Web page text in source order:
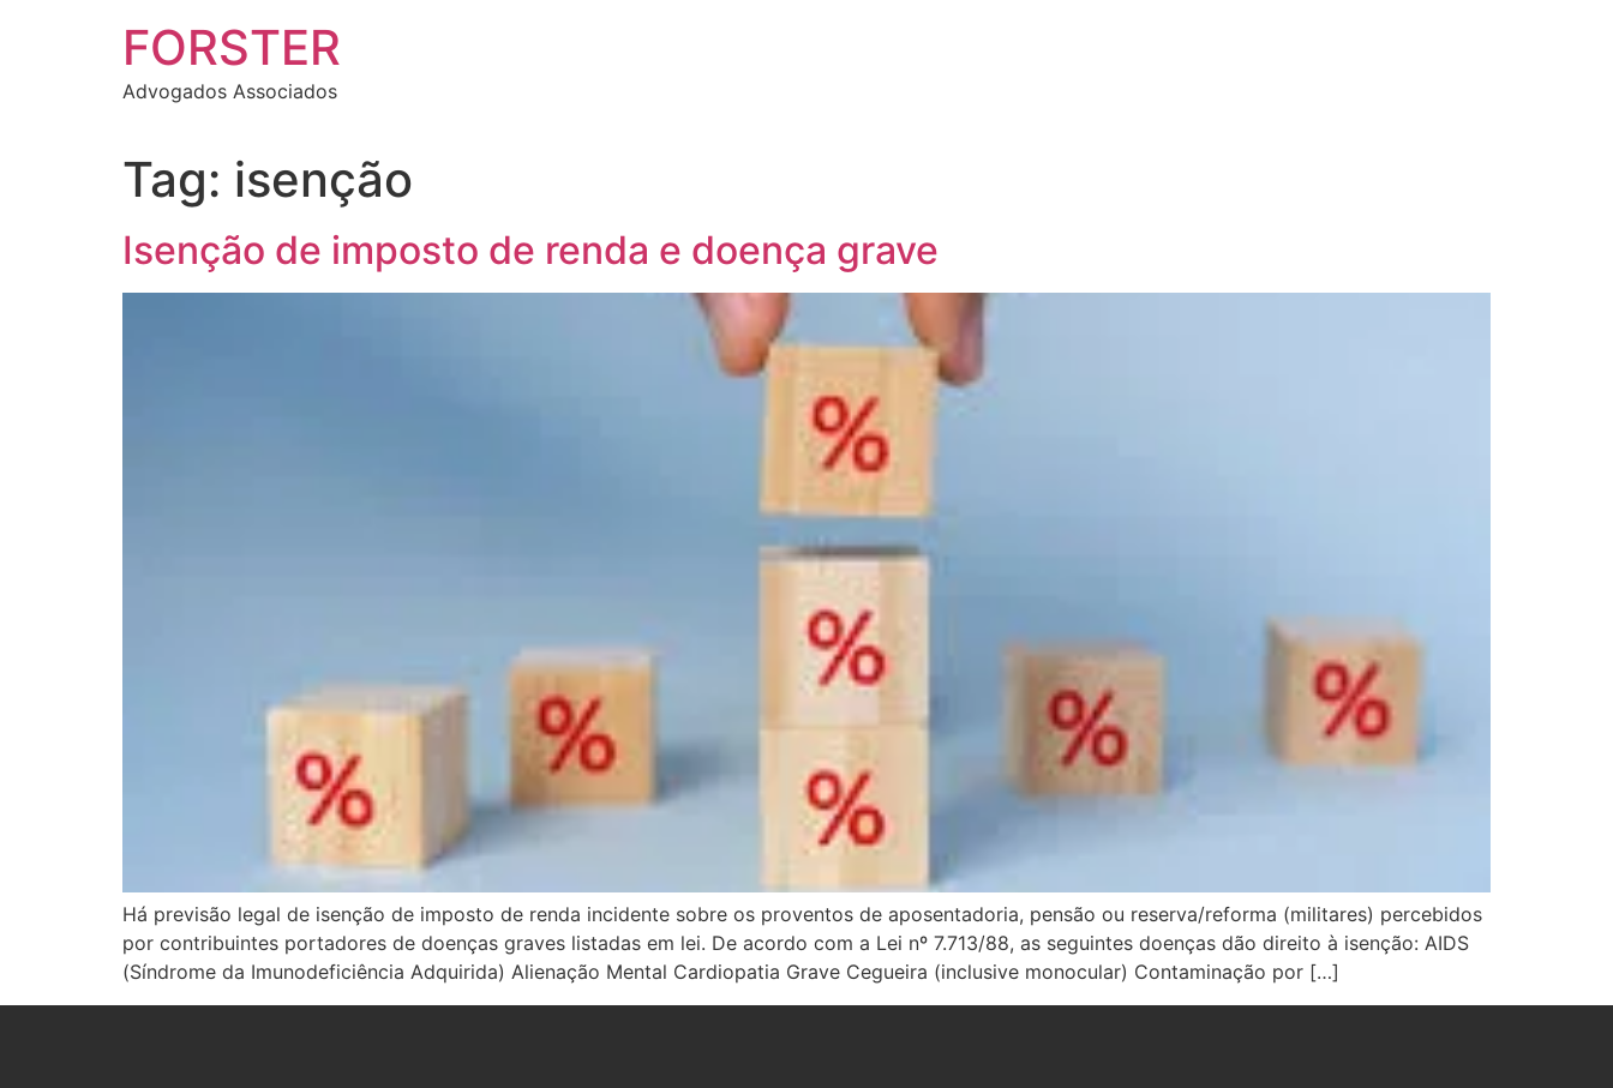
FORSTER
Advogados Associados
Tag: isenção
Isenção de imposto de renda e doença grave
Há previsão legal de isenção de imposto de renda incidente sobre os proventos de aposentadoria, pensão ou reserva/reforma (militares) percebidos
por contribuintes portadores de doenças graves listadas em lei. De acordo com a Lei nº 7.713/88, as seguintes doenças dão direito à isenção: AIDS
(Síndrome da Imunodeficiência Adquirida) Alienação Mental Cardiopatia Grave Cegueira (inclusive monocular) Contaminação por […]